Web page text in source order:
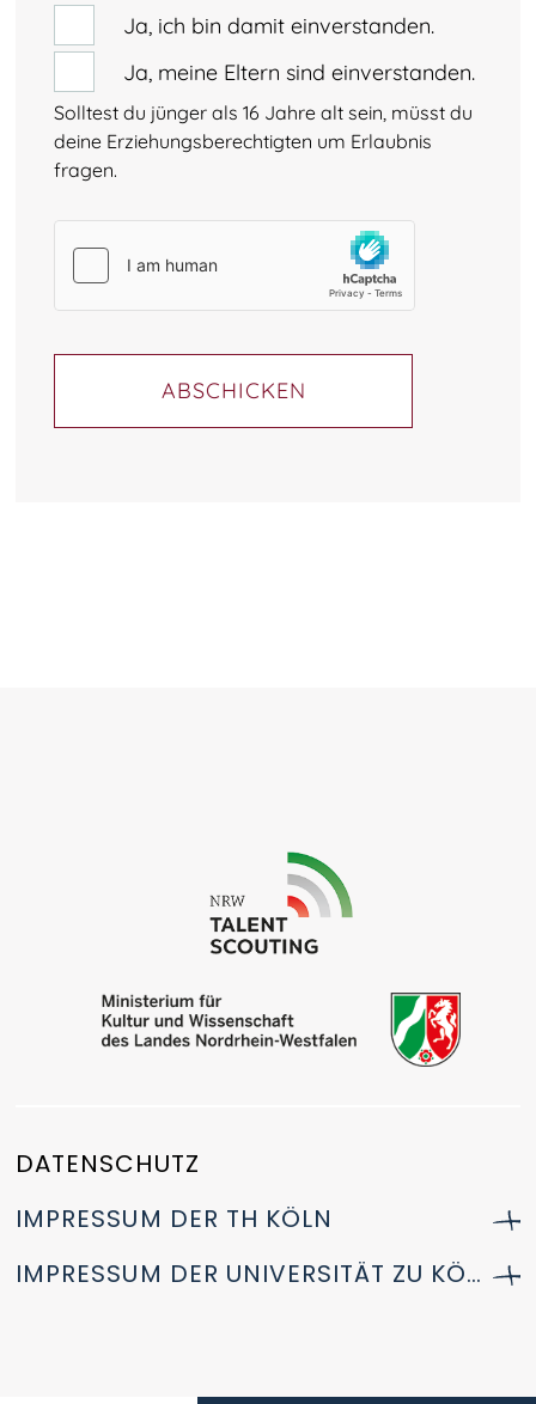
Ja, ich bin damit einverstanden.
Ja, meine Eltern sind einverstanden.
Solltest du jünger als 16 Jahre alt sein, müsst du
deine Erziehungsberechtigten um Erlaubnis
fragen.
ABSCHICKEN
DATENSCHUTZ
IMPRESSUM DER TH KÖLN
IMPRESSUM DER UNIVERSITÄT ZU KÖLN